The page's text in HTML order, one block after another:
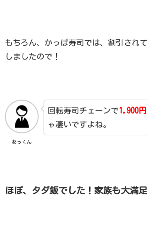
もちろん、かっぱ寿司では、割引され
しましたので！
あっくん
回転寿司チェーンで1,900
ゃ凄いですよね。
ほぼ、タダ飯でした！家族も大満足